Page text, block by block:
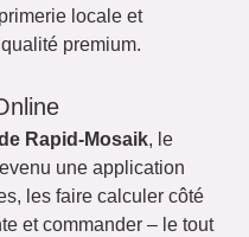
locale et
premium.
Rapid-Mosaik, le
une application
les faire calculer côté
et commander – le tout